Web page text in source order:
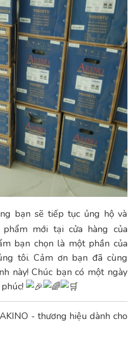
bạn sẽ tiếp tục ủng hộ và
mới tại cửa hàng của
bạn chọn là một phần của
tôi. Cảm ơn bạn đã cùng
này! Chúc bạn có một ngày
- thương hiệu dành cho